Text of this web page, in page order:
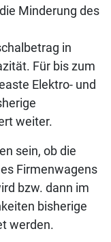
Minderung des
in
Für bis zum
Elektro- und
weiter.
sein, ob die
Firmenwagens
bzw. dann im
bisherige
werden.